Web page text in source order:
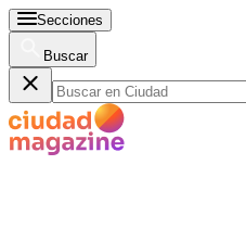
Secciones
Buscar